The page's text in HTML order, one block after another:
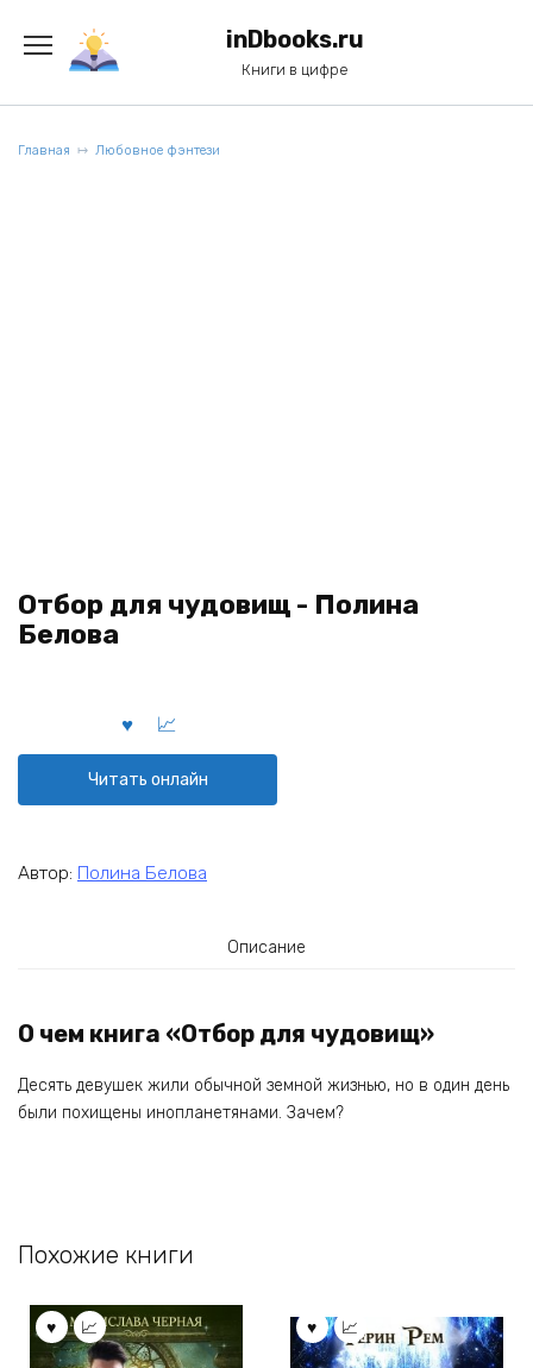
содержанию
inDbooks.ru
Книги в цифре
Главная Любовное фэнтези
Отбор для чудовищ - Полина
Белова
Читать онлайн
Автор: Полина Белова
Описание
О чем книга «Отбор для чудовищ»
Десять девушек жили обычной земной жизнью, но в один день
были похищены инопланетянами. Зачем?
Похожие книги